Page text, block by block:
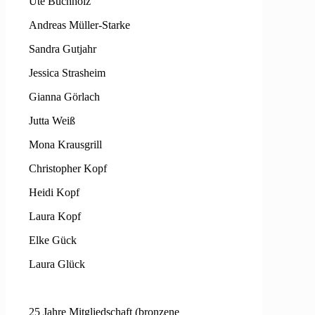
Andreas Müller-Starke
Sandra Gutjahr
Jessica Strasheim
Gianna Görlach
Jutta Weiß
Mona Krausgrill
Christopher Kopf
Heidi Kopf
Laura Kopf
Elke Gück
Laura Glück
25 Jahre Mitgliedschaft (bronzene